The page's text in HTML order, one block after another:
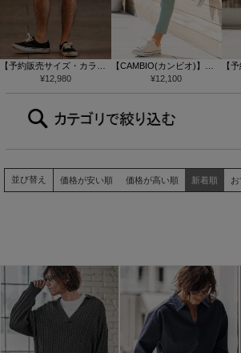
【予約販売サイズ・カラー
により納期異なる】【CAM
BIO(カンビオ)】Gobelin Sh
AM25SS-002)
¥12,980
【CAMBIO(カンビオ)】
【予約販売カラー・サイズ
により納期異なる】 オール
ードパンツ(BP-BFS0086)
¥12,100
【
に
並び替え 価格が安い順 価格が高い順 新着順